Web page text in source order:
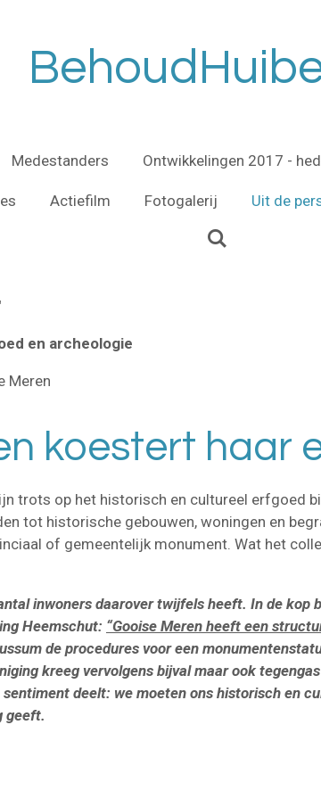
Medestanders Ontwikkelingen 2017 -
Actiefilm Fotogalerij Uit de
en archeologie
Meren
koestert haar
trots op het historisch en cultureel erfgoed
tot historische gebouwen, woningen en
of gemeentelijk monument. Wat het
inwoners daarover twijfels heeft. In de kop
Heemschut: “Gooise Meren heeft een
de procedures voor een
kreeg vervolgens bijval maar ook
deelt: we moeten ons historisch en
geeft.